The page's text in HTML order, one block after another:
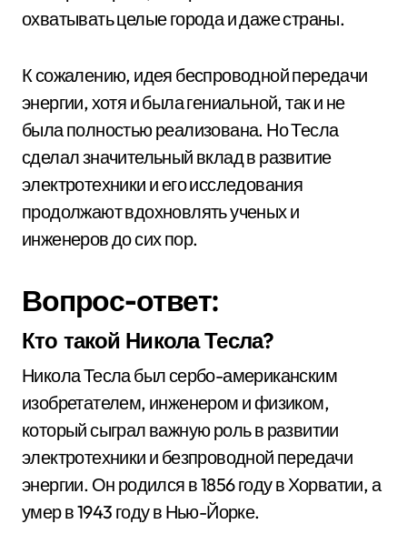
охватывать целые города и даже страны.
К сожалению, идея беспроводной передачи
энергии, хотя и была гениальной, так и не
была полностью реализована. Но Тесла
сделал значительный вклад в развитие
электротехники и его исследования
продолжают вдохновлять ученых и
инженеров до сих пор.
Вопрос-ответ:
Кто такой Никола Тесла?
Никола Тесла был сербо-американским
изобретателем, инженером и физиком,
который сыграл важную роль в развитии
электротехники и безпроводной передачи
энергии. Он родился в 1856 году в Хорватии, а
умер в 1943 году в Нью-Йорке.